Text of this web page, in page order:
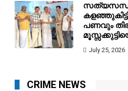
പണവും
July 25, 2026
CRIME NEWS